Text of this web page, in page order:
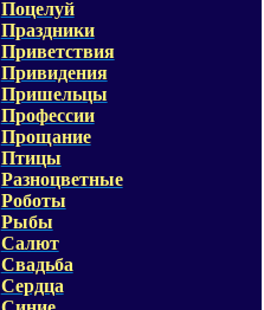
Поцелуй
Праздники
Приветствия
Привидения
Пришельцы
Профессии
Прощание
Птицы
Разноцветные
Роботы
Рыбы
Салют
Свадьба
Сердца